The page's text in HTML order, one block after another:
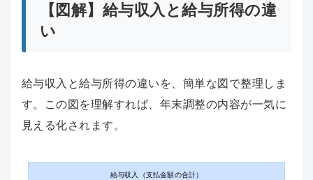
【図解】給与収入と給与所得の違
い
給与収入と給与所得の違いを、簡単な図で整理しま
す。この図を理解すれば、年末調整の内容が一気に
見える化されます。
給与収入（支払金額の合計）